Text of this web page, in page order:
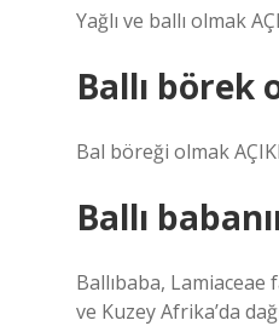
Yağlı ve ballı olmak
Ballı börek
Bal böreği olmak
Ballı
Ballıbaba, Lamiaceae
ve Kuzey Afrika’da